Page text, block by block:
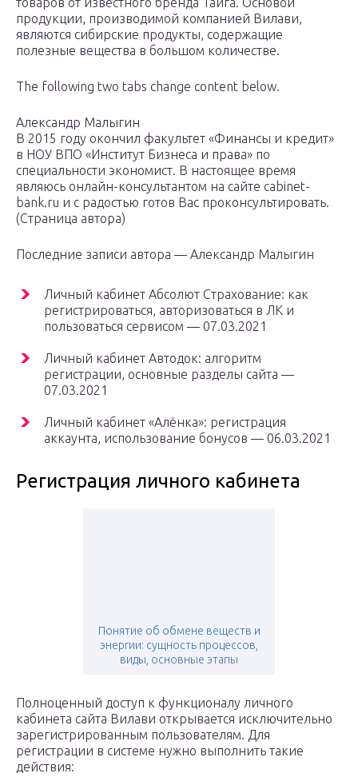
продукции, производимой компанией Вилави,
являются сибирские продукты, содержащие
полезные вещества в большом количестве.
The following two tabs change content below.
Александр Малыгин
В 2015 году окончил факультет «Финансы и кредит»
в НОУ ВПО «Институт Бизнеса и права» по
специальности экономист. В настоящее время
являюсь онлайн-консультантом на сайте cabinet-
bank.ru и с радостью готов Вас проконсультировать.
(Страница автора)
Последние записи автора — Александр Малыгин
Личный кабинет Абсолют Страхование: как
регистрироваться, авторизоваться в ЛК и
пользоваться сервисом — 07.03.2021
Личный кабинет Автодок: алгоритм
регистрации, основные разделы сайта —
07.03.2021
Личный кабинет «Алёнка»: регистрация
аккаунта, использование бонусов — 06.03.2021
Регистрация личного кабинета
Понятие об обмене веществ и
энергии: сущность процессов,
виды, основные этапы
Полноценный доступ к функционалу личного
кабинета сайта Вилави открывается исключительно
зарегистрированным пользователям. Для
регистрации в системе нужно выполнить такие
действия: